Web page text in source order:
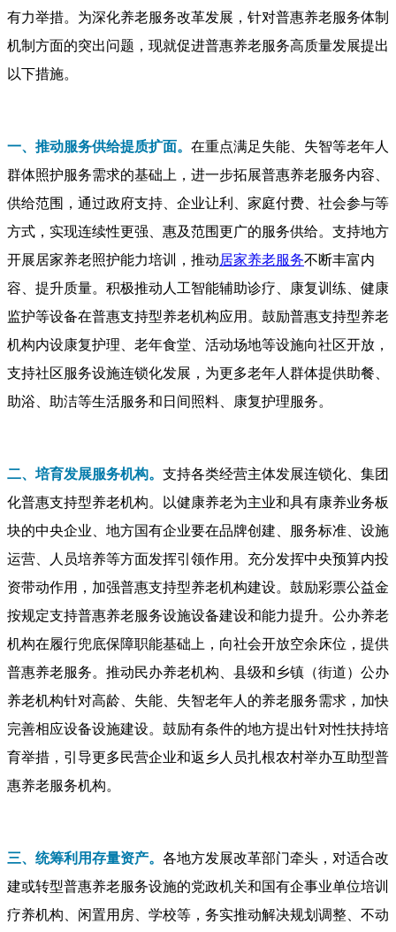
有力举措。为深化养老服务改革发展，针对普惠养老服务体制
机制方面的突出问题，现就促进普惠养老服务高质量发展提出
以下措施。
一、推动服务供给提质扩面。 在重点满足失能、失智等老年人
群体照护服务需求的基础上，进一步拓展普惠养老服务内容、
供给范围，通过政府支持、企业让利、家庭付费、社会参与等
方式，实现连续性更强、惠及范围更广的服务供给。支持地方
开展居家养老照护能力培训，推动居家养老服务不断丰富内
容、提升质量。积极推动人工智能辅助诊疗、康复训练、健康
监护等设备在普惠支持型养老机构应用。鼓励普惠支持型养老
机构内设康复护理、老年食堂、活动场地等设施向社区开放，
支持社区服务设施连锁化发展，为更多老年人群体提供助餐、
助浴、助洁等生活服务和日间照料、康复护理服务。
二、培育发展服务机构。 支持各类经营主体发展连锁化、集团
化普惠支持型养老机构。以健康养老为主业和具有康养业务板
块的中央企业、地方国有企业要在品牌创建、服务标准、设施
运营、人员培养等方面发挥引领作用。充分发挥中央预算内投
资带动作用，加强普惠支持型养老机构建设。鼓励彩票公益金
按规定支持普惠养老服务设施设备建设和能力提升。公办养老
机构在履行兜底保障职能基础上，向社会开放空余床位，提供
普惠养老服务。推动民办养老机构、县级和乡镇（街道）公办
养老机构针对高龄、失能、失智老年人的养老服务需求，加快
完善相应设备设施建设。鼓励有条件的地方提出针对性扶持培
育举措，引导更多民营企业和返乡人员扎根农村举办互助型普
惠养老服务机构。
三、统筹利用存量资产。 各地方发展改革部门牵头，对适合改
建或转型普惠养老服务设施的党政机关和国有企事业单位培训
疗养机构、闲置用房、学校等，务实推动解决规划调整、不动